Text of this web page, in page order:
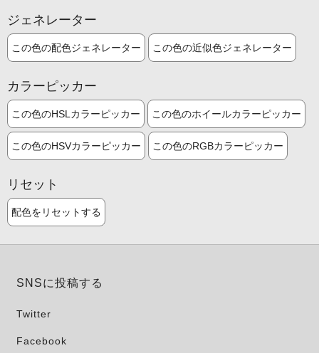
ジェネレーター
この色の配色ジェネレーター この色の近似色ジェネレーター
カラーピッカー
この色のHSLカラーピッカー この色のホイールカラーピッカー
この色のHSVカラーピッカー この色のRGBカラーピッカー
リセット
配色をリセットする
SNSに投稿する
Twitter
Facebook